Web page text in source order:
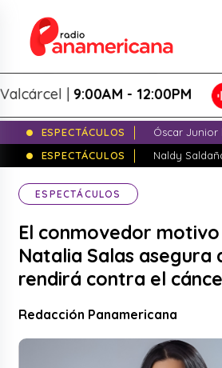
|9:00AM - 12:00PM
ESPECTÁCULOS
Óscar Junior
ESPECTÁCULOS
Naldy
ESPECTÁCULOS
El conmovedor
Natalia Salas asegura
rendirá contra el
Redacción Panamericana